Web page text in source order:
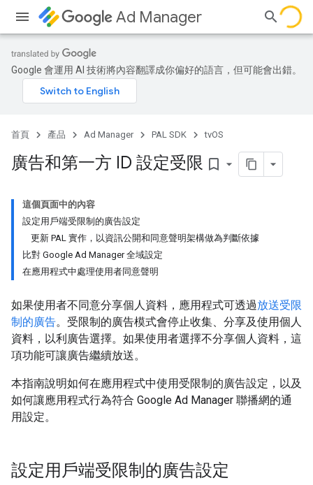
Ad Manager
Google 會運用 AI 技術將內容翻譯成你偏好的語言，但可能會出錯。
首頁 產品 Ad Manager PAL SDK tvOS
廣告和第一方 ID 設定受限 bookmark_border
這個頁面中的內容
設定用戶端受限制的廣告設定
更新 PAL 實作，以資訊公開和同意聲明架構做為判斷依據
比對 Google Ad Manager 全域設定
在應用程式中處理使用者同意聲明
如果使用者不同意分享個人資料，應用程式可透過放送受限
制的廣告。受限制的廣告模式會停止收集、分享及使用個人
資料，以利廣告選擇。如果使用者選擇不分享個人資料，這
項功能可讓廣告繼續放送。
本指南說明如何在應用程式中使用受限制的廣告設定，以及
如何讓應用程式行為符合 Google Ad Manager 聯播網的通
用設定。
設定用戶端受限制的廣告設定